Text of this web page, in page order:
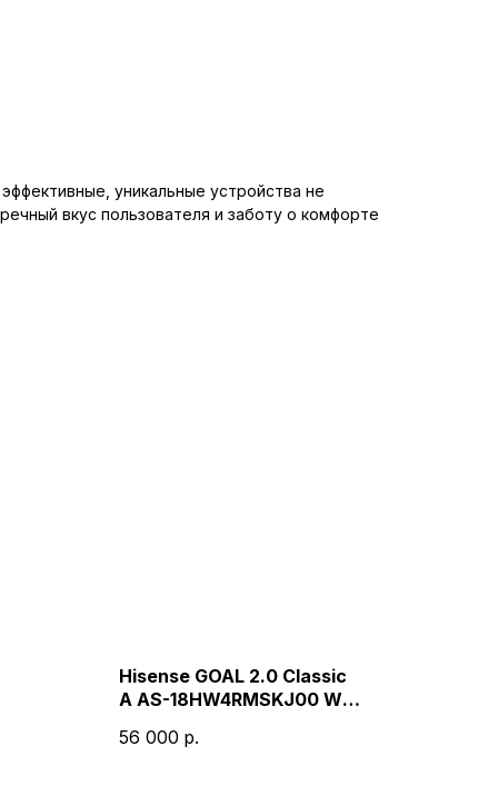
уникальные устройства не
вкус пользователя и заботу о комфорте
Hisense GOAL 2.0 Classic
A AS-18HW4RMSKJ00 WI-
56 000 р.